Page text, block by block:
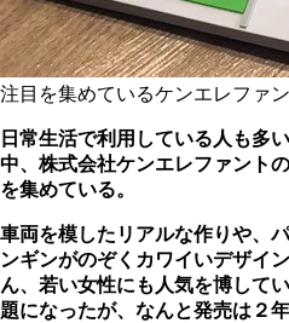
注目を集めているケンエレファ
日常生活で利用している人も多
中、株式会社ケンエレファントの
を集めている。
車両を模したリアルな作りや、
ンギンがのぞくカワイいデザイ
ん、若い女性にも人気を博して
題になったが、なんと発売は２年